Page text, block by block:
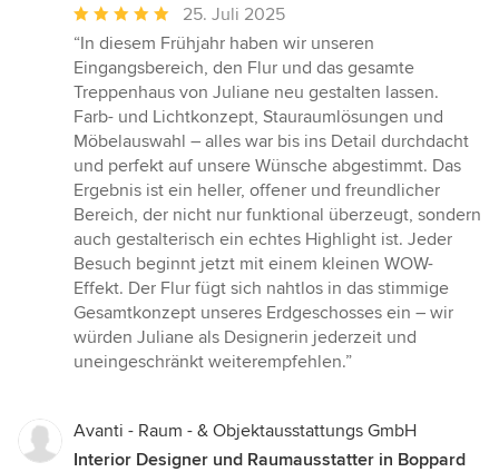
Durchschnittliche
Bewertung:
5
von
5
Sternen
25. Juli 2025
“In diesem Frühjahr haben wir unseren
Eingangsbereich, den Flur und das gesamte
Treppenhaus von Juliane neu gestalten lassen.
Farb- und Lichtkonzept, Stauraumlösungen und
Möbelauswahl – alles war bis ins Detail durchdacht
und perfekt auf unsere Wünsche abgestimmt. Das
Ergebnis ist ein heller, offener und freundlicher
Bereich, der nicht nur funktional überzeugt, sondern
auch gestalterisch ein echtes Highlight ist. Jeder
Besuch beginnt jetzt mit einem kleinen WOW-
Effekt. Der Flur fügt sich nahtlos in das stimmige
Gesamtkonzept unseres Erdgeschosses ein – wir
würden Juliane als Designerin jederzeit und
uneingeschränkt weiterempfehlen.”
Avanti - Raum - & Objektausstattungs GmbH
Interior Designer und Raumausstatter in Boppard